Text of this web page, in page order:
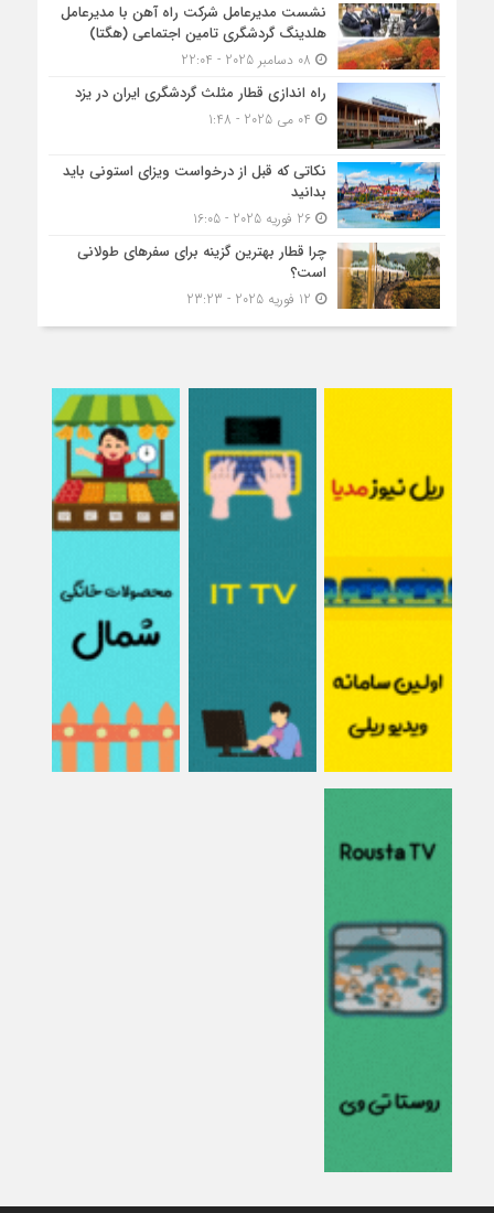
نشست مدیرعامل شرکت راه آهن با مدیرعامل
هلدینگ گردشگری تامین اجتماعی (هگتا)
راه اندازی قطار مثلث گردشگری ایران در یزد
نکاتی که قبل از درخواست ویزای استونی باید
بدانید
26 فوریه 2025 - 16:05
چرا قطار بهترین گزینه برای سفرهای طولانی
است؟